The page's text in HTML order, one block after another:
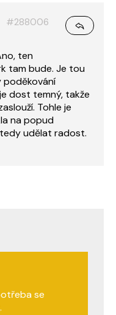
#288006
ten
tam bude. Je tou
poděkování
dost temný, takže
Tohle je
na popud
udělat radost.
se
.